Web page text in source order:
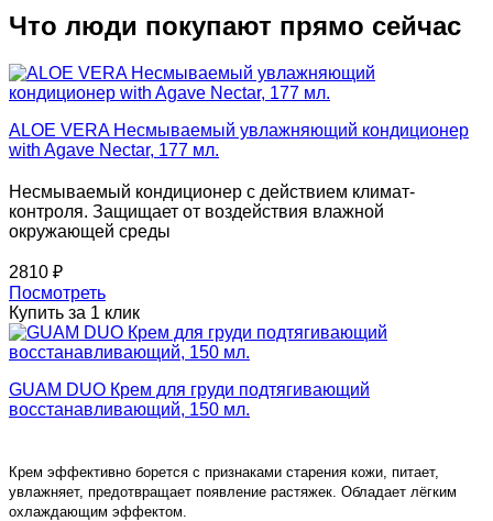
Что люди покупают прямо сейчас
ALOE VERA Несмываемый увлажняющий кондиционер
with Agave Nectar, 177 мл.
Несмываемый кондиционер с действием климат-
контроля. Защищает от воздействия влажной
окружающей среды
2810 ₽
Посмотреть
Купить за 1 клик
GUAM DUO Крем для груди подтягивающий
восстанавливающий, 150 мл.
Крем эффективно борется с признаками старения кожи, питает,
увлажняет, предотвращает появление растяжек. Обладает лёгким
охлаждающим эффектом.